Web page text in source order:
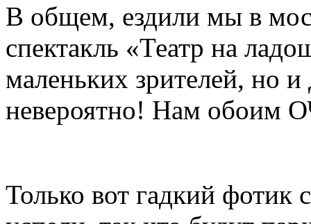
В общем, ездили мы в
спектакль «Театр на
маленьких зрителей, но
невероятно! Нам обоим
Только вот гадкий фотик